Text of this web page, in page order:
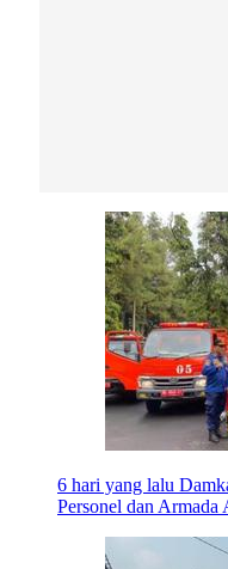
6 hari yang lalu
Personel dan